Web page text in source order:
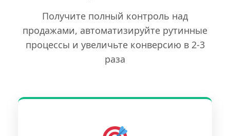
Получите полный контроль над
продажами, автоматизируйте рутинные
процессы и увеличьте конверсию в 2-3
раза